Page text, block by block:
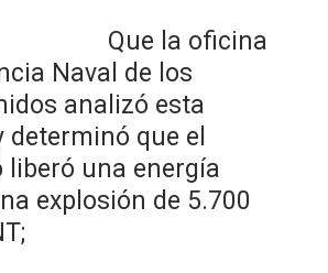
la oficina
Naval de los
analizó esta
determinó que el
liberó una energía
explosión de 5.700